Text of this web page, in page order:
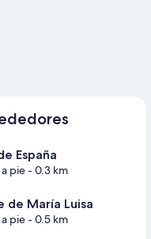
España
pie- 0.3 km
de María Luisa
pie- 0.5 km